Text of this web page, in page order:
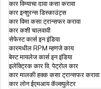
इलेक्ट्रिक
इंजिन
कार विम्याचा दावा कसा करावा
कार इन्शुरन्स डिस्काउंट्स
कार विमा कसा ट्रान्सफर करावा
कार कशी चालवावी
सेफेस्ट कार्स इन इंडिया
कारमधील RPM म्हणजे काय
बेस्ट मायलेज कार्स इन इंडिया
इलेक्ट्रिक कार वि. पेट्रोल कार
कार मालकी हक्क कसा ट्रान्सफर करावा
कार लोन ईएमआय कॅल्क्युलेटर